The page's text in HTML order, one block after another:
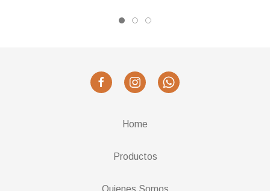
Home
Productos
Quienes Somos